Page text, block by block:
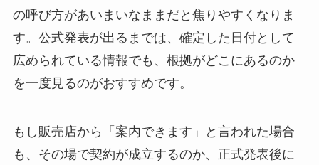
の呼び方があいまいなままだと焦りやすくなりま
す。公式発表が出るまでは、確定した日付として
広められている情報でも、根拠がどこにあるのか
を一度見るのがおすすめです。
もし販売店から「案内できます」と言われた場合
も、その場で契約が成立するのか、正式発表後に